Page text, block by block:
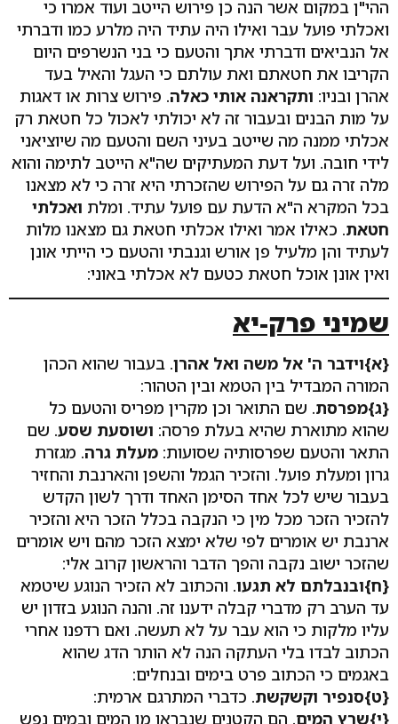
ההי"ן במקום אשר הנה כן פירוש הייטב ועוד אמרו כי
ואכלתי פועל עבר ואילו היה עתיד היה מלרע כמו ודברתי
אל הנביאים ודברתי אתך והטעם כי בני הנשרפים היום
הקריבו את חטאתם ואת עולתם כי העגל והאיל בעד
אהרן ובניו: ותקראנה אותי כאלה. פירוש צרות או דאגות
על מות הבנים ובעבור זה לא יכולתי לאכול כל חטאת רק
אכלתי ממנה מה שייטב בעיני השם והטעם מה שיוציאני
לידי חובה. ועל דעת המעתיקים שה"א הייטב לתימה והוא
מלה זרה גם על הפירוש שהזכרתי היא זרה כי לא מצאנו
בכל המקרא ה"א הדעת עם פועל עתיד. ומלת ואכלתי
חטאת. כאילו אמר ואילו אכלתי חטאת גם מצאנו מלות
לעתיד והן מלעיל פן אורש וגנבתי והטעם כי הייתי אונן
ואין אונן אוכל חטאת כטעם לא אכלתי באוני:
שמיני פרק-יא
{א}וידבר ה' אל משה ואל אהרן. בעבור שהוא הכהן
המורה המבדיל בין הטמא ובין הטהור:
{ג}מפרסת. שם התואר וכן מקרין מפריס והטעם כל
שהוא מתוארת שהיא בעלת פרסה: ושוסעת שסע. שם
התאר והטעם שפרסותיה שסועות: מעלת גרה. מגזרת
גרון ומעלת פועל. והזכיר הגמל והשפן והארנבת והחזיר
בעבור שיש לכל אחד הסימן האחד ודרך לשון הקדש
להזכיר הזכר מכל מין כי הנקבה בכלל הזכר היא והזכיר
ארנבת יש אומרים לפי שלא ימצא הזכר מהם ויש אומרים
שהזכר ישוב נקבה והפך הדבר והראשון קרוב אלי:
{ח}ובנבלתם לא תגעו. והכתוב לא הזכיר הנוגע שיטמא
עד הערב רק מדברי קבלה ידענו זה. והנה הנוגע בזדון יש
עליו מלקות כי הוא עבר על לא תעשה. ואם רדפנו אחרי
הכתוב לבדו בלי העתקה הנה לא הותר הדג שהוא
באגמים כי הכתוב פרט בימים ובנחלים:
{ט}סנפיר וקשקשת. כדברי המתרגם ארמית:
{י}שרץ המים. הם הקטנים שנבראו מן המים ובמים נפש